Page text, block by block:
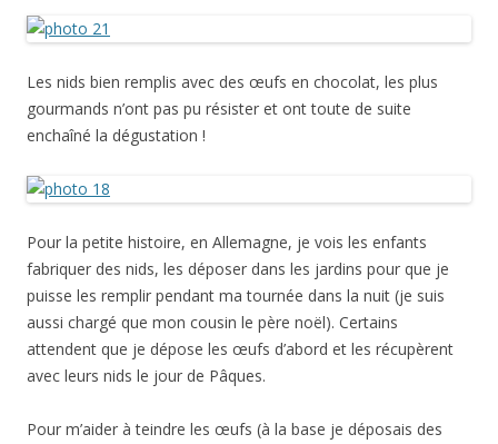
Les nids bien remplis avec des œufs en chocolat, les plus
gourmands n’ont pas pu résister et ont toute de suite
enchaîné la dégustation !
Pour la petite histoire, en Allemagne, je vois les enfants
fabriquer des nids, les déposer dans les jardins pour que je
puisse les remplir pendant ma tournée dans la nuit (je suis
aussi chargé que mon cousin le père noël). Certains
attendent que je dépose les œufs d’abord et les récupèrent
avec leurs nids le jour de Pâques.
Pour m’aider à teindre les œufs (à la base je déposais des